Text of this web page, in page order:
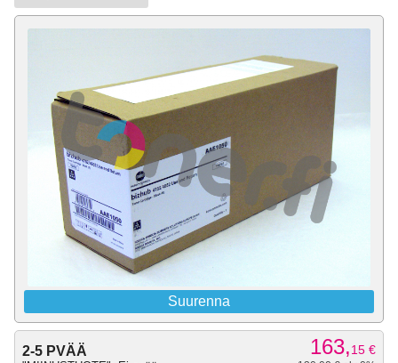
Suurenna
2-5 PVÄÄ 163,15 €